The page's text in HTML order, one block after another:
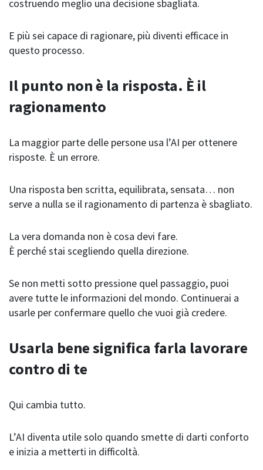
costruendo meglio una decisione sbagliata.
E più sei capace di ragionare, più diventi efficace in
questo processo.
Il punto non è la risposta. È il
ragionamento
La maggior parte delle persone usa l’AI per ottenere
risposte. È un errore.
Una risposta ben scritta, equilibrata, sensata… non
serve a nulla se il ragionamento di partenza è sbagliato.
La vera domanda non è cosa devi fare.
È perché stai scegliendo quella direzione.
Se non metti sotto pressione quel passaggio, puoi
avere tutte le informazioni del mondo. Continuerai a
usarle per confermare quello che vuoi già credere.
Usarla bene significa farla lavorare
contro di te
Qui cambia tutto.
L’AI diventa utile solo quando smette di darti conforto
e inizia a metterti in difficoltà.